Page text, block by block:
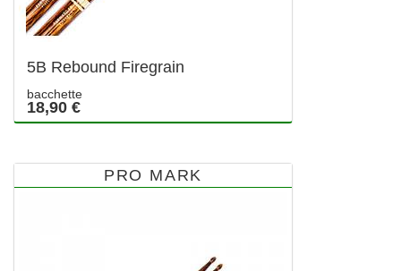
5B Rebound Firegrain
bacchette
18,90 €
PRO MARK